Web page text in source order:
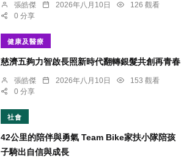
張皓傑 2026年八月10日
126 觀看
0 分享
健康及醫療
慈濟五夠力智啟長照新時代翻轉銀髮共創再青春
張皓傑 2026年八月10日
153 觀看
0 分享
社會
42公里的陪伴與勇氣 Team Bike家扶小隊陪孩
子騎出自信與成長